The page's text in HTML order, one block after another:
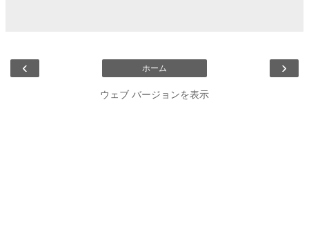
‹ ›
ホーム
ウェブ バージョンを表示